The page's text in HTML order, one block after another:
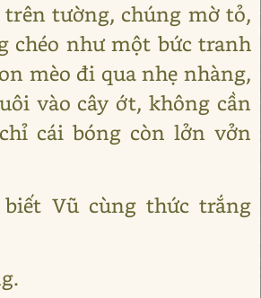
trên tường, chúng mờ tỏ,
chéo như một bức tranh
mèo đi qua nhẹ nhàng,
vào cây ớt, không cần
cái bóng còn lởn vởn
biết Vũ cùng thức trắng